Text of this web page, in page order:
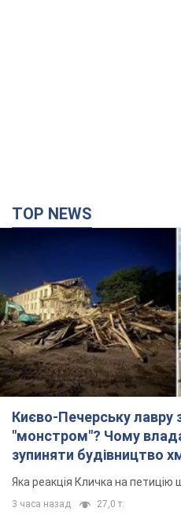
TOP NEWS
Києво-Печерську
"монстром"? Чому
зупиняти будівництво
"московського вірянина"
Яка реакція Кличка на
3 часа назад 27,0 т.